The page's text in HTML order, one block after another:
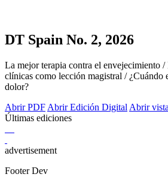
DT Spain No. 2, 2026
La mejor terapia contra el envejecimiento
clínicas como lección magistral / ¿Cuándo
dolor?
Abrir PDF Abrir Edición Digital Abrir
Últimas ediciones
advertisement
Footer Dev